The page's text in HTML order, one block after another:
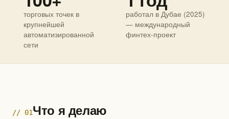
торговых точек в
крупнейшей
автоматизированной
сети
работал в Дубае (2025)
— международный
финтех-проект
// 01Что я делаю